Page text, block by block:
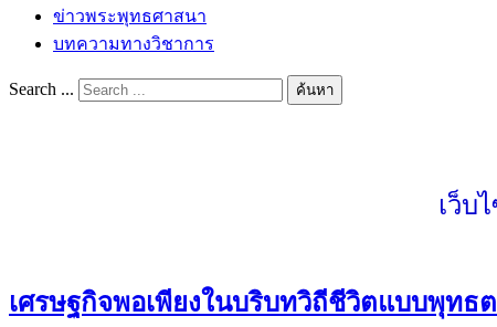
ข่าวพระพุทธศาสนา
บทความทางวิชาการ
Search ... ค้นหา
เว็บ
เศรษฐกิจพอเพียงในบริบทวิถีชีวิตแบบพุทธ